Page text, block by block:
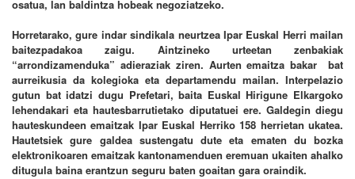
osatua, lan baldintza hobeak negoziatzeko.
Horretarako, gure indar sindikala neurtzea Ipar Euskal Herri mailan
baitezpadakoa zaigu. Aintzineko urteetan zenbakiak
“arrondizamenduka” adieraziak ziren. Aurten emaitza bakar bat
aurreikusia da kolegioka eta departamendu mailan. Interpelazio
gutun bat idatzi dugu Prefetari, baita Euskal Hirigune Elkargoko
lehendakari eta hautesbarrutietako diputatuei ere. Galdegin diegu
hauteskundeen emaitzak Ipar Euskal Herriko 158 herrietan ukatea.
Hautetsiek gure galdea sustengatu dute eta ematen du bozka
elektronikoaren emaitzak kantonamenduen eremuan ukaiten ahalko
ditugula baina erantzun seguru baten goaitan gara oraindik.